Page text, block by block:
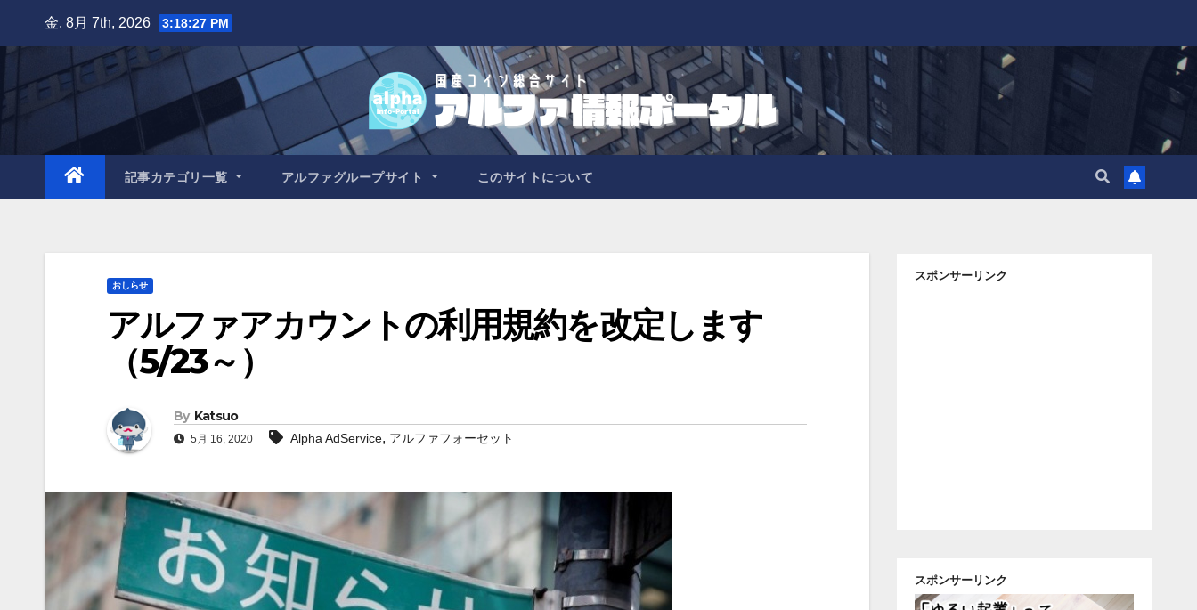
金. 8月 7th, 2026 3:18:28 PM
記事カテゴリ一覧 アルファグループサイト このサイトについて
おしらせ
アルファアカウントの利用規約を改定します
（5/23～）
By Katsuo
5月 16, 2020 Alpha AdService, アルファフォーセット
スポンサーリンク
スポンサーリンク